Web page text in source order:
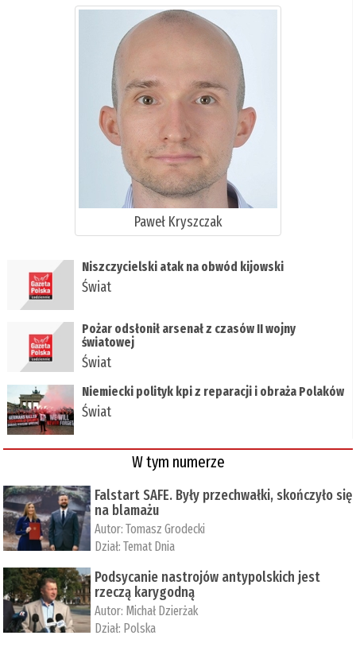
Paweł Kryszczak
Niszczycielski atak na obwód kijowski
Świat
Pożar odsłonił arsenał z czasów II wojny
światowej
Świat
Niemiecki polityk kpi z reparacji i obraża Polaków
Świat
W tym numerze
Falstart SAFE. Były przechwałki, skończyło się
na blamażu
Autor:Tomasz Grodecki
Dział:Temat Dnia
Podsycanie nastrojów antypolskich jest
rzeczą karygodną
Autor: Michał Dzierżak
Dział: Polska